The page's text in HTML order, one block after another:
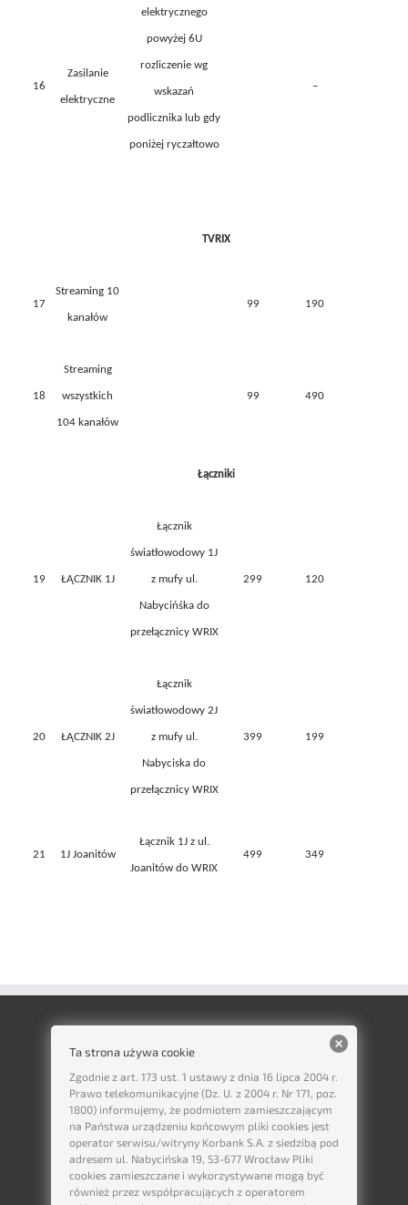
16
Zasilanie
elektryczne
elektrycznego
powyżej 6U
rozliczenie wg
wskazań
podlicznika lub gdy
poniżej ryczałtowo
–
TVRIX
17
Streaming 10
kanałów
99 190
18
Streaming
wszystkich
104 kanałów
99 490
Łączniki
19 ŁĄCZNIK 1J
Łącznik
światłowodowy 1J
z mufy ul.
Nabycińśka do
przełącznicy WRIX
299 120
20 ŁĄCZNIK 2J
Łącznik
światłowodowy 2J
z mufy ul.
Nabyciska do
przełącznicy WRIX
399 199
21 1J Joanitów
Łącznik 1J z ul.
Joanitów do WRIX
499 349
Ta strona używa cookie
Zgodnie z art. 173 ust. 1 ustawy z dnia 16 lipca 2004 r.
Prawo telekomunikacyjne (Dz. U. z 2004 r. Nr 171, poz.
1800) informujemy, że podmiotem zamieszczającym
na Państwa urządzeniu końcowym pliki cookies jest
operator serwisu/witryny Korbank S.A. z siedzibą pod
adresem ul. Nabycińska 19, 53-677 Wrocław Pliki
cookies zamieszczane i wykorzystywane mogą być
również przez współpracujących z operatorem